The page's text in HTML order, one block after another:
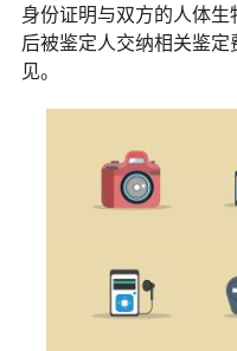
身份证明与双方的人体
后被鉴定人交纳相关鉴
见。